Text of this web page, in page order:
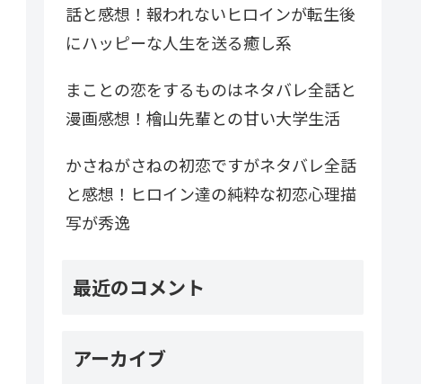
話と感想！報われないヒロインが転生後
にハッピーな人生を送る癒し系
まことの恋をするものはネタバレ全話と
漫画感想！檜山先輩との甘い大学生活
かさねがさねの初恋ですがネタバレ全話
と感想！ヒロイン達の純粋な初恋心理描
写が秀逸
最近のコメント
アーカイブ